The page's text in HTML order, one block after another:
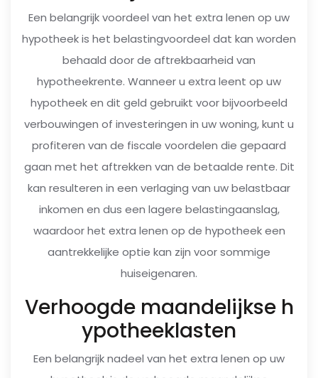
Een belangrijk voordeel van het extra lenen op uw
hypotheek is het belastingvoordeel dat kan worden
behaald door de aftrekbaarheid van
hypotheekrente. Wanneer u extra leent op uw
hypotheek en dit geld gebruikt voor bijvoorbeeld
verbouwingen of investeringen in uw woning, kunt u
profiteren van de fiscale voordelen die gepaard
gaan met het aftrekken van de betaalde rente. Dit
kan resulteren in een verlaging van uw belastbaar
inkomen en dus een lagere belastingaanslag,
waardoor het extra lenen op de hypotheek een
aantrekkelijke optie kan zijn voor sommige
huiseigenaren.
Verhoogde maandelijkse h
ypotheeklasten
Een belangrijk nadeel van het extra lenen op uw